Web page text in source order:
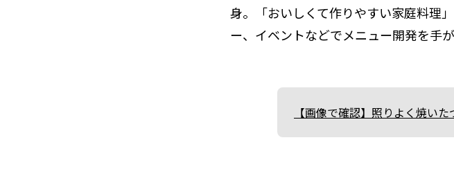
身。「おいしくて作りやすい家庭料理
ー、イベントなどでメニュー開発を手が
【画像で確認】照りよく焼い